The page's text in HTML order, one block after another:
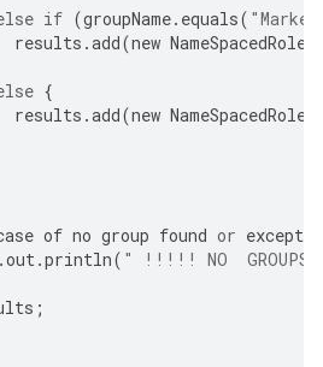
if (groupName. equals(
results .add(new NameSpacedRole
{
results .add(new NameSpacedRole
of no group found or
.out.println( " !!!!! NO  GROUPS
;